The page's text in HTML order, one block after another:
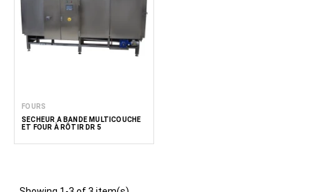
FOURS
SÉCHEUR À BANDE MULTICOUCHE
ET FOUR À RÔTIR DR 5